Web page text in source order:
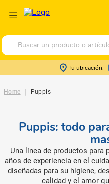
Buscar un producto o artículo
Tu ubicación:
Home | Puppis
Puppis: todo
Una línea de productos para
años de experiencia en el
diseñadas para su higiene,
calidad y el amor